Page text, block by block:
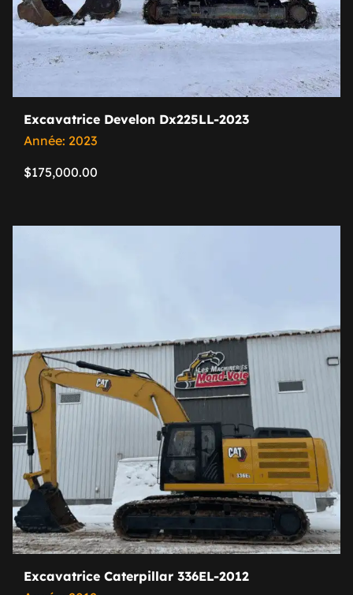
Excavatrice Develon Dx225LL-2023
Année: 2023
$175,000.00
Excavatrice Caterpillar 336EL-2012